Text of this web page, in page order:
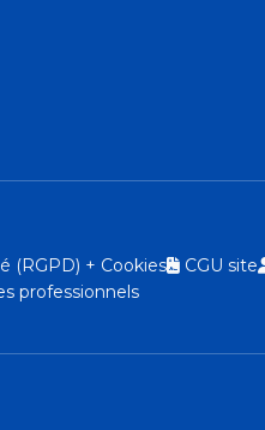
(RGPD) + Cookies CGU site
professionnels